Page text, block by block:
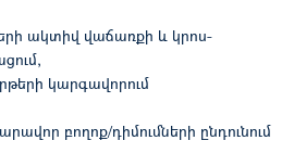
ակտիվ վաճառքի և կրոս-
կարգավորում
բողոք/դիմումների ընդունում